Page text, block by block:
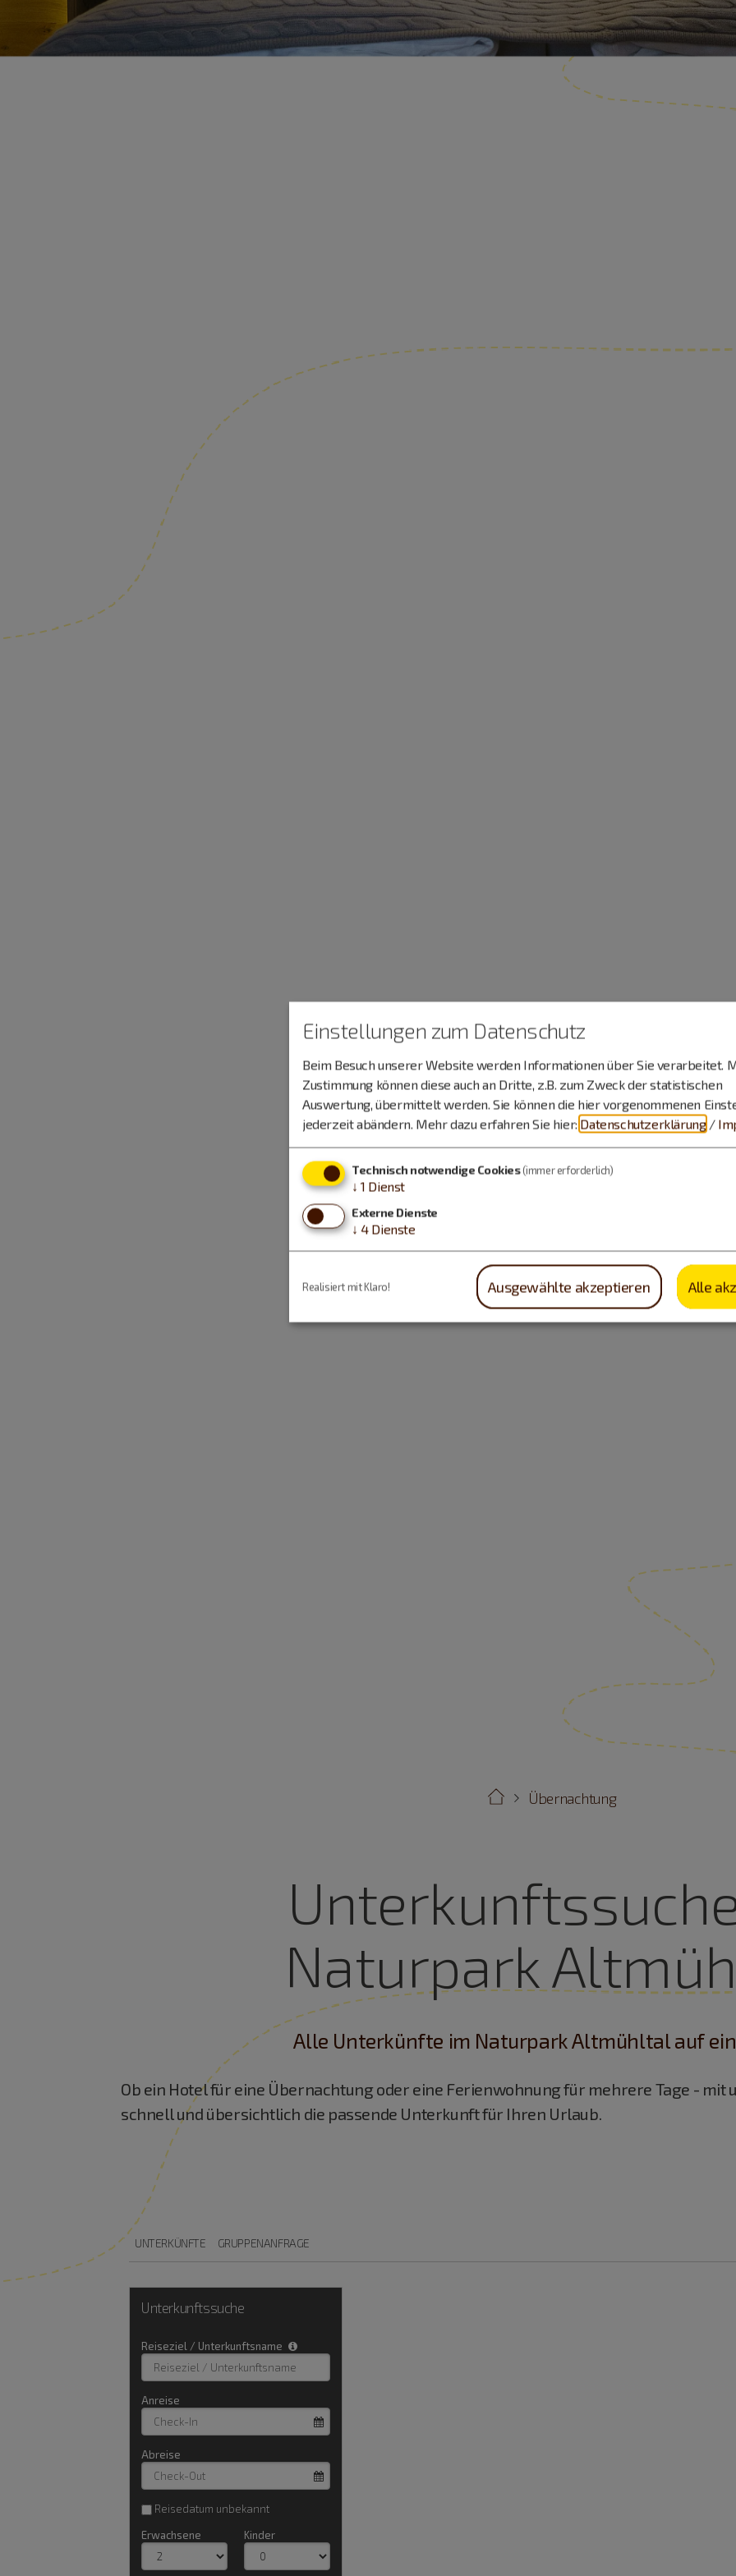
Übernachtung
Naturpark
Alle Unterkünfte im Naturpark Altmühltal auf
Ob ein Hotel für eine Übernachtung oder eine Ferienwohnung für mehrere Tage - mit
schnell und übersichtlich die passende Unterkunft für Ihren Urlaub.
UNTERKÜNFTE GRUPPENANFRAGE
Unterkunftssuche
Reiseziel / Unterkunftsname
Anreise
Abreise
Reisedatum unbekannt
Erwachsene
Kinder
Einstellungen zum Datenschutz
Beim Besuch unserer Website werden Informationen über Sie verarbeitet.
Zustimmung können diese auch an Dritte, z.B. zum Zweck der statistischen
Auswertung, übermittelt werden. Sie können die hier vorgenommenen
jederzeit abändern. Mehr dazu erfahren Sie hier: Datenschutzerklärung /
Technisch notwendige Cookies (immer erforderlich)
↓ 1 Dienst
Externe Dienste
↓ 4 Dienste
Ausgewählte akzeptieren Alle
Realisiert mit Klaro!